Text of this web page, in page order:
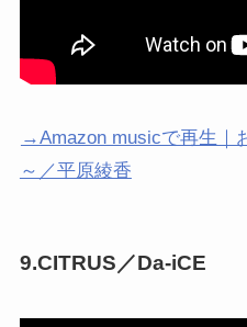
→Amazon musicで再生｜
～／平原綾香
9.CITRUS／Da-iCE